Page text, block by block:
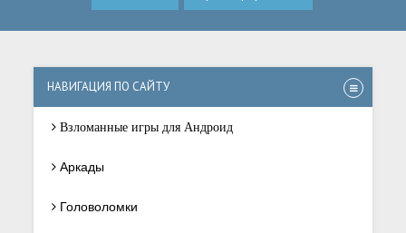
НАВИГАЦИЯ ПО САЙТУ
Взломанные игры для Андроид
Аркады
Головоломки